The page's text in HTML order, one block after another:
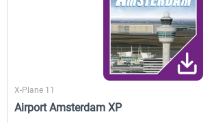
X-Plane 11
Airport Amsterdam XP